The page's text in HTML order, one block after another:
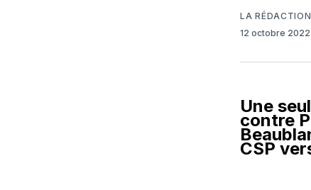
LA RÉDACTION
12 octobre 2022
Une
contre
CSP